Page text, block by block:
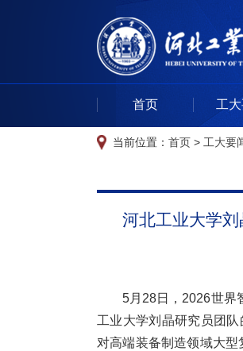
首页 工
当前位置： 首页 > 工大要
河北工业大学刘
5月28日，2026世界
工业大学刘晶研究员团队
对高端装备制造领域大型